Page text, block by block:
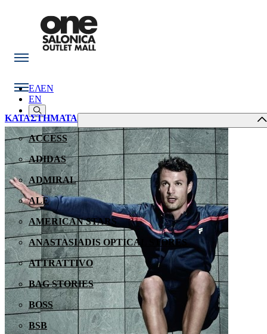
EN
ΚΑΤΑΣΤΗΜΑΤΑ
ACCESS
ADIDAS
ADMIRAL
ALE
AMERICAN STARS
ANASTASIADIS OPTICAL STORES
ATTRATTIVO
BAG STORIES
BOSS
BSB
ΕΛ
EN